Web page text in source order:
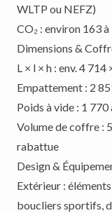
WLTP ou NEFZ)
CO₂ : environ 163
Dimensions &
L × l × h : env. 4
Empattement : 2
Poids à vide : 1
Volume de coffre :
rabattue
Design &
Extérieur :
boucliers sportifs,